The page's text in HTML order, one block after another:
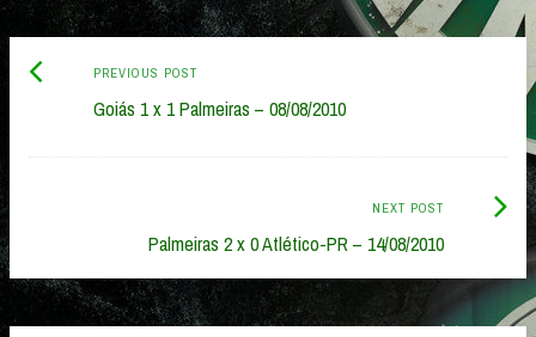
Post
navigation
PREVIOUS POSTPrevious
post:
Goiás 1 x 1 Palmeiras – 08/08/2010
NEXT POST
Palmeiras 2 x 0 Atlético-PR – 14/08/2010
Next